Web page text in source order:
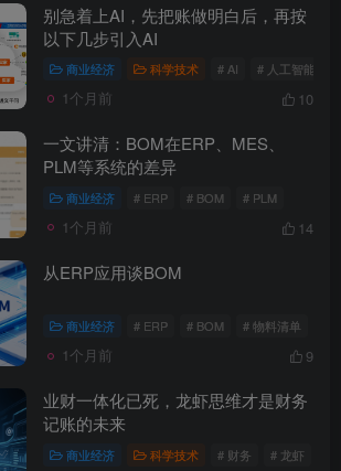
用低
壁机
容量
浆料
新款
鹿头
YAMAHA雅马
哈W3AWn哑
光原木色W系
列顶配旗舰款
欧洲古典风格
高端实木钢琴
￥1.00
指乎
农家野生纯天
然放养老桶蜂
蜜
别急着上AI，先把账做明白后，再按
以下几步引入AI
商业经济 科学技术 # AI # 人工智能
1个月前 10
一文讲清：BOM在ERP、MES、
PLM等系统的差异
商业经济 # ERP # BOM # PLM
1个月前 14
从ERP应用谈BOM
商业经济 # ERP # BOM # 物料清单
1个月前 9
业财一体化已死，龙虾思维才是财务
记账的未来
商业经济 科学技术 # 财务 # 龙虾